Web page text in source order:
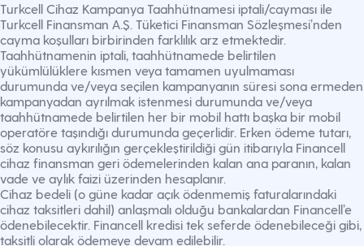
Turkcell Cihaz Kampanya Taahhütnamesi iptali/cayması ile
Turkcell Finansman A.Ş. Tüketici Finansman Sözleşmesi’nden
cayma koşulları birbirinden farklılık arz etmektedir.
Taahhütnamenin iptali, taahhütnamede belirtilen
yükümlülüklere kısmen veya tamamen uyulmaması
durumunda ve/veya seçilen kampanyanın süresi sona ermeden
kampanyadan ayrılmak istenmesi durumunda ve/veya
taahhütnamede belirtilen her bir mobil hattı başka bir mobil
operatöre taşındığı durumunda geçerlidir. Erken ödeme tutarı,
söz konusu aykırılığın gerçekleştirildiği gün itibarıyla Financell
cihaz finansman geri ödemelerinden kalan ana paranın, kalan
vade ve aylık faizi üzerinden hesaplanır.
Cihaz bedeli (o güne kadar açık ödenmemiş faturalarındaki
cihaz taksitleri dahil) anlaşmalı olduğu bankalardan Financell’e
ödenebilecektir. Financell kredisi tek seferde ödenebileceği gibi,
taksitli olarak ödemeye devam edilebilir.